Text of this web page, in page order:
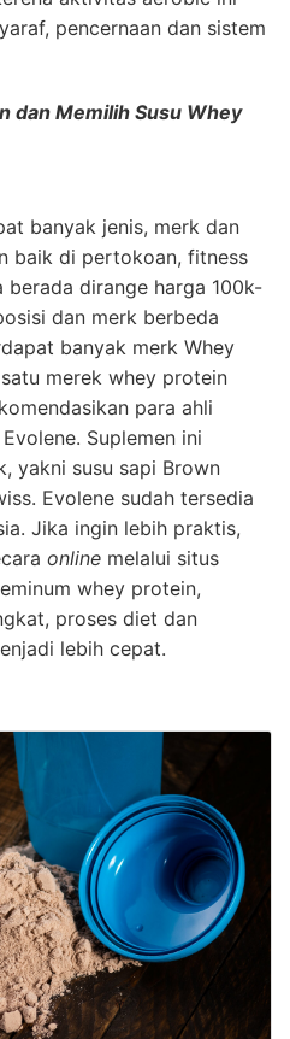
pencernaan dan sistem
dan Memilih Susu Whey
banyak jenis, merk dan
baik di pertokoan, fitness
berada dirange harga 100k-
dan merk berbeda
banyak merk Whey
merek whey protein
para ahli
Suplemen ini
yakni susu sapi Brown
Evolene sudah tersedia
Jika ingin lebih praktis,
online melalui situs
whey protein,
proses diet dan
lebih cepat.